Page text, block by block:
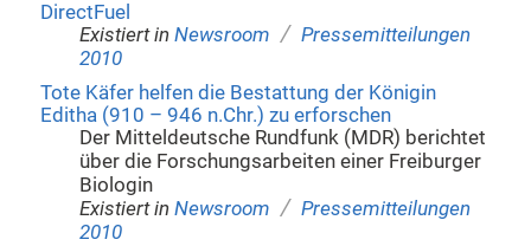
DirectFuel
Existiert in Newsroom / Pressemitteilungen
2010
Tote Käfer helfen die Bestattung der Königin
Editha (910 – 946 n.Chr.) zu erforschen
Der Mitteldeutsche Rundfunk (MDR) berichtet
über die Forschungsarbeiten einer Freiburger
Biologin
Existiert in Newsroom / Pressemitteilungen
2010